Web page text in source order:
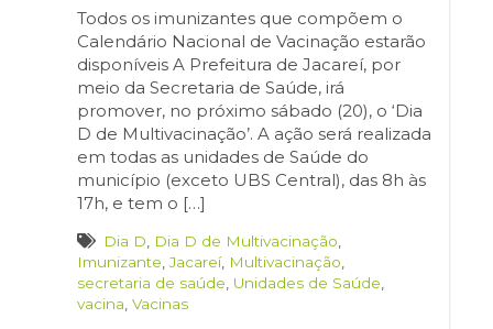
Todos os imunizantes que compõem o
Calendário Nacional de Vacinação estarão
disponíveis A Prefeitura de Jacareí, por
meio da Secretaria de Saúde, irá
promover, no próximo sábado (20), o ‘Dia
D de Multivacinação’. A ação será realizada
em todas as unidades de Saúde do
município (exceto UBS Central), das 8h às
17h, e tem o […]
Dia D Dia D de Multivacinação
Imunizante ,Jacareí, Multivacinação
secretaria de saúde Unidades de Saúde
vacina Vacinas